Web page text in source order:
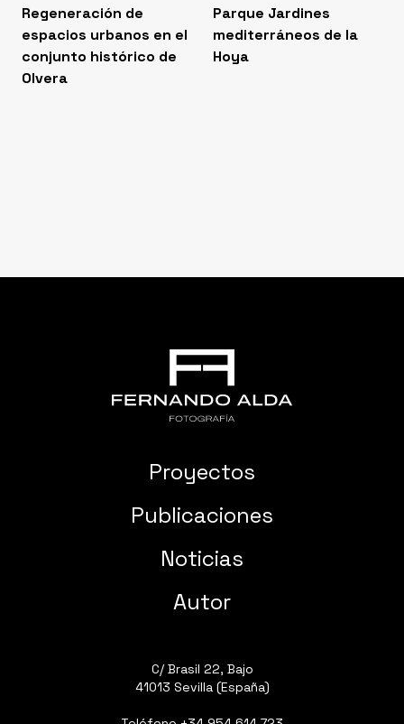
Regeneración de
espacios urbanos en el
conjunto histórico de
Olvera
Parque Jardines
mediterráneos de la
Hoya
Proyectos
Publicaciones
Noticias
Autor
C/ Brasil 22, Bajo
41013 Sevilla (España)